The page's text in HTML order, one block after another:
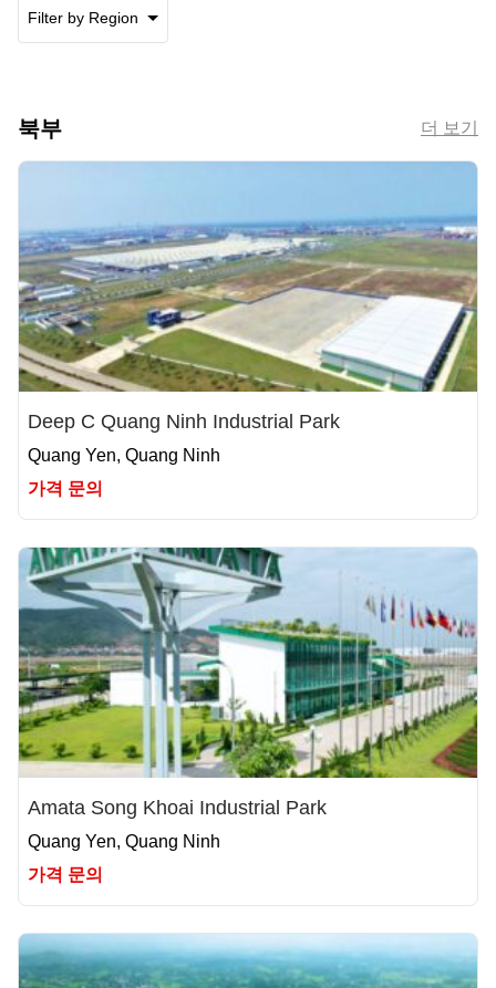
Filter by Region
북부 더 보기
Deep C Quang Ninh Industrial Park
Quang Yen, Quang Ninh
가격 문의
Amata Song Khoai Industrial Park
Quang Yen, Quang Ninh
가격 문의